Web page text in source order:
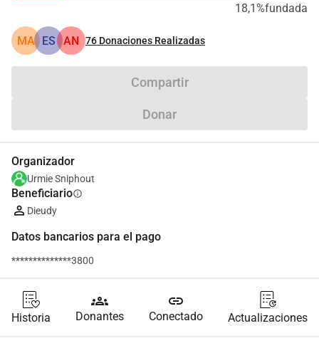
18,1%fundada
MA ES AN 76 Donaciones Realizadas
Compartir
Donar
Organizador
Urmie Sniphout
Beneficiarioinfo
Dieudy
Datos bancarios para el pago
**************3800
Historia
groups
Donantes
link
Conectado Actualizaciones